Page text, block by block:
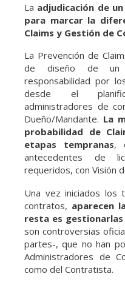
La adjudicación de
para marcar la
Claims y Gestión de
La Prevención de
de diseño de un
responsabilidad por
desde el
administradores de
Dueño/Mandante. La
probabilidad de
etapas tempranas,
antecedentes de
requeridos, con Visión
Una vez iniciados los
contratos, aparecen
resta es
son controversias
partes-, que no han
Administradores de
como del Contratista.